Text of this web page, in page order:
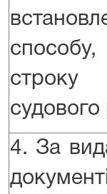
строку
судового
4. За